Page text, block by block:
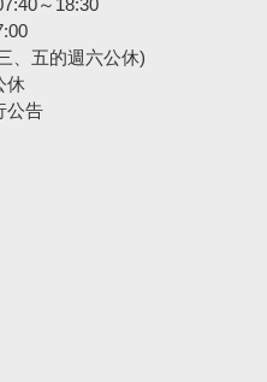
～18:30
、五的週六公休)
休
公告